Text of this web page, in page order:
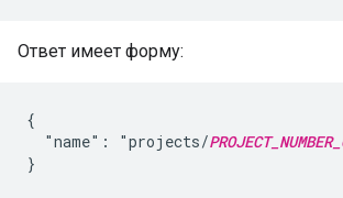
Ответ имеет форму:
{
  "name": "projects/